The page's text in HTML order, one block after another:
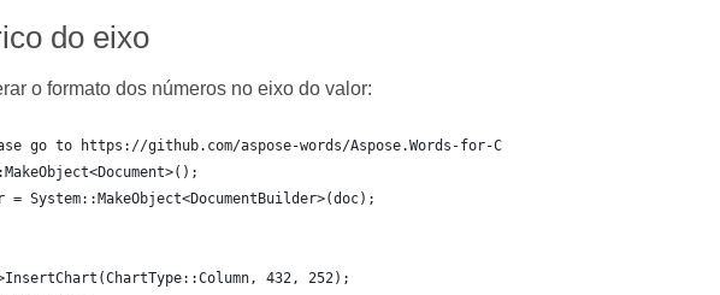
do eixo
o formato dos números no eixo do valor:
go to https://github.com/aspose-words/Aspose.Words-for-C
System::MakeObject<DocumentBuilder>(doc);
432, 252);